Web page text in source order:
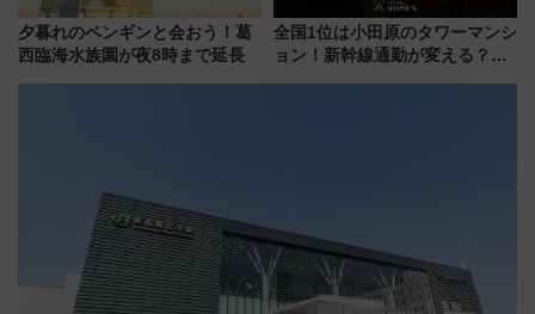
夕暮れのペンギンと会おう！葛
西臨海水族園が夜8時まで延長
全国1位は小田原のタワーマンシ
ョン！新幹線通勤が変える？